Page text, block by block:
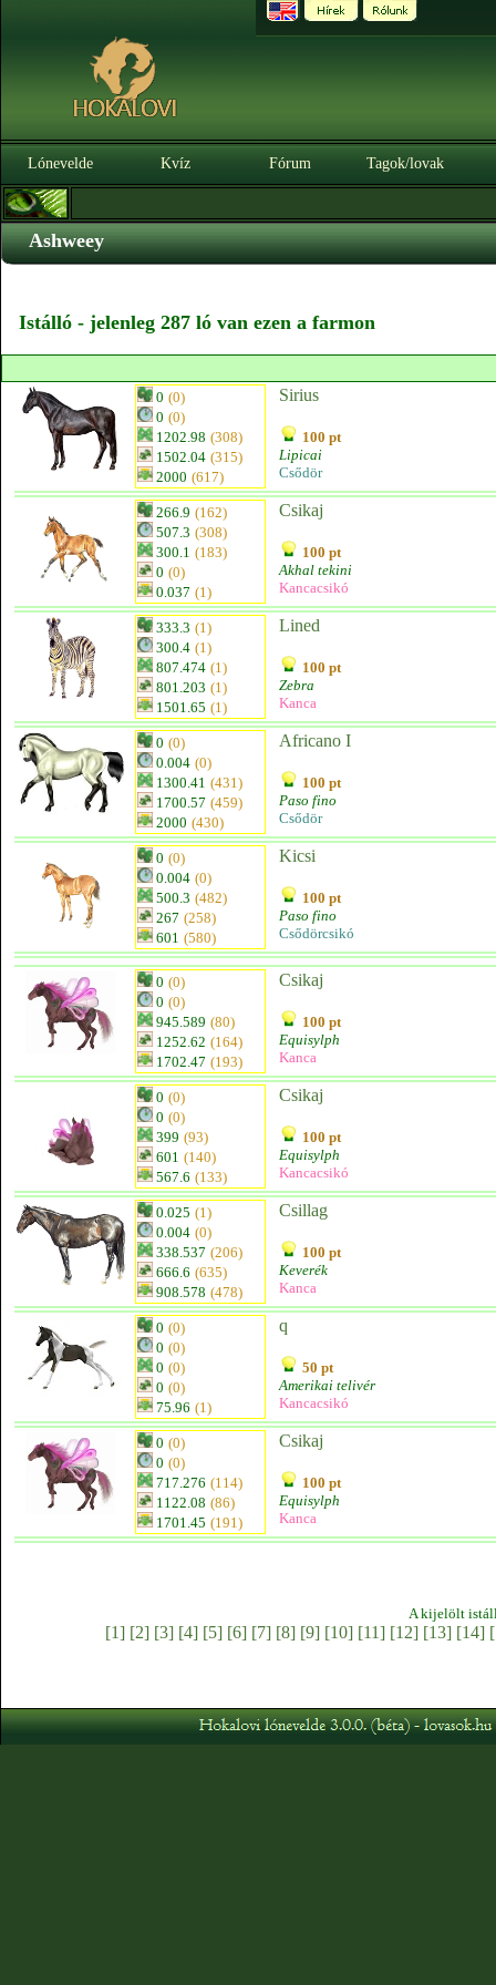
Lónevelde Kvíz Fórum Tagok/lovak
Ashweey
Istálló - jelenleg 287 ló van ezen a farmon
0 (0)
0 (0)
1202.98 (308)
1502.04 (315)
2000 (617)
Sirius
100 pt
Lipicai
Csődör
266.9 (162)
507.3 (308)
300.1 (183)
0 (0)
0.037 (1)
Csikaj
100 pt
Akhal tekini
Kancacsikó
333.3 (1)
300.4 (1)
807.474 (1)
801.203 (1)
1501.65 (1)
Lined
100 pt
Zebra
Kanca
0 (0)
0.004 (0)
1300.41 (431)
1700.57 (459)
2000 (430)
Africano I
100 pt
Paso fino
Csődör
0 (0)
0.004 (0)
500.3 (482)
267 (258)
601 (580)
Kicsi
100 pt
Paso fino
Csődörcsikó
0 (0)
0 (0)
945.589 (80)
1252.62 (164)
1702.47 (193)
Csikaj
100 pt
Equisylph
Kanca
0 (0)
0 (0)
399 (93)
601 (140)
567.6 (133)
Csikaj
100 pt
Equisylph
Kancacsikó
0.025 (1)
0.004 (0)
338.537 (206)
666.6 (635)
908.578 (478)
Csillag
100 pt
Keverék
Kanca
0 (0)
0 (0)
0 (0)
0 (0)
75.96 (1)
q
50 pt
Amerikai telivér
Kancacsikó
0 (0)
0 (0)
717.276 (114)
1122.08 (86)
1701.45 (191)
Csikaj
100 pt
Equisylph
Kanca
A kijelölt
[1] [2] [3] [4] [5] [6] [7] [8] [9] [10] [11] [12] [13] [14]